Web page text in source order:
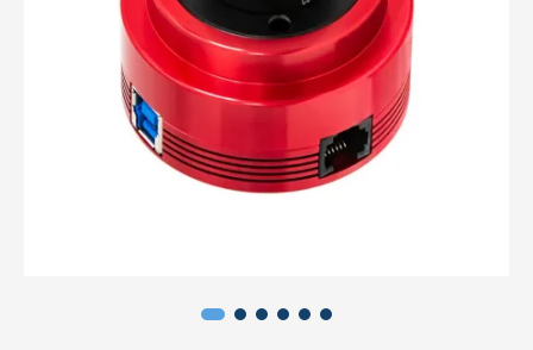
Accessoires pour montures
Têtes
Pièces détachées